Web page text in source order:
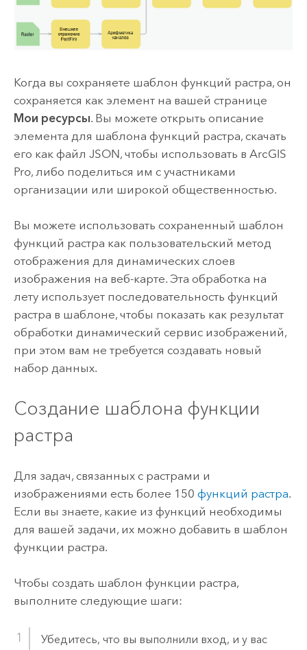
Когда вы сохраняете шаблон функций растра, он
сохраняется как элемент на вашей странице
Мои ресурсы. Вы можете открыть описание
элемента для шаблона функций растра, скачать
его как файл JSON, чтобы использовать в ArcGIS
Pro, либо поделиться им с участниками
организации или широкой общественностью.
Вы можете использовать сохраненный шаблон
функций растра как пользовательский метод
отображения для динамических слоев
изображения на веб-карте. Эта обработка на
лету использует последовательность функций
растра в шаблоне, чтобы показать как результат
обработки динамический сервис изображений,
при этом вам не требуется создавать новый
набор данных.
Создание шаблона функции
растра
Для задач, связанных с растрами и
изображениями есть более 150 функций растра.
Если вы знаете, какие из функций необходимы
для вашей задачи, их можно добавить в шаблон
функции растра.
Чтобы создать шаблон функции растра,
выполните следующие шаги:
Убедитесь, что вы выполнили вход, и у вас